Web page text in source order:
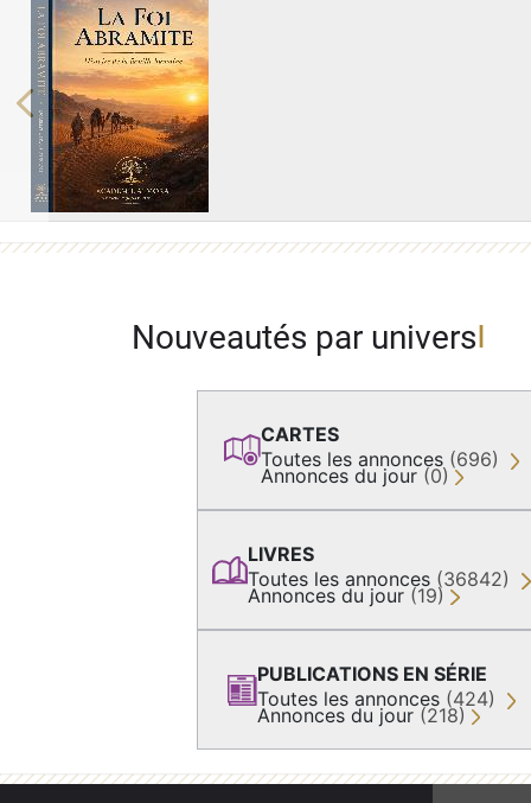
Previous
Nouveautés par univers
CARTES
Toutes les annonces (696)
Annonces du jour (0)
LIVRES
Toutes les annonces (36842)
Annonces du jour (19)
PUBLICATIONS EN SÉRIE
Toutes les annonces (424)
Annonces du jour (218)